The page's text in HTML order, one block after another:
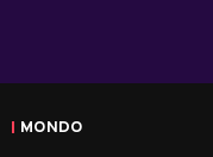
MONDO